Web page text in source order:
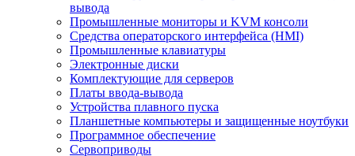
вывода
Промышленные мониторы и KVM консоли
Средства операторского интерфейса (HMI)
Промышленные клавиатуры
Электронные диски
Комплектующие для серверов
Платы ввода-вывода
Устройства плавного пуска
Планшетные компьютеры и защищенные ноутбуки
Программное обеспечение
Сервоприводы